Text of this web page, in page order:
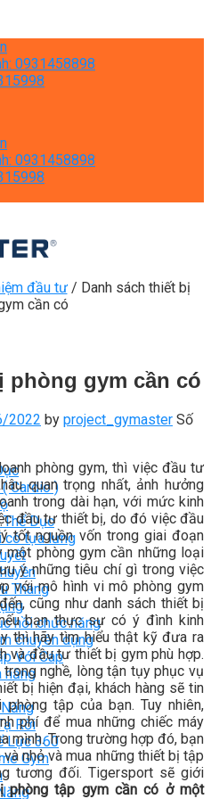
0931458898
0931458898
Cardio )
Dục
có tựa lưng
Thang
hồi chức năng
chuyên dụng
Với Cáp
năng
Rời
Lực 360
Gym
đầu tư / Danh sách thiết bị
cần có
phòng gym cần có
2022 by project_gymaster Số
phòng gym, thì việc đầu tư
quan trọng nhất, ảnh hưởng
trong dài hạn, với mức kinh
đầu tư thiết bị, do đó việc đầu
tốt nguồn vốn trong giai đoạn
một phòng gym cần những loại
ý những tiêu chí gì trong việc
với mô hình vi mô phòng gym
cũng như danh sách thiết bị
bạn thực sự có ý đình kinh
thì hãy tìm hiểu thật kỹ đưa ra
và đầu tư thiết bị gym phù hợp.
nghề, lòng tận tụy phục vụ
bị hiện đại, khách hàng sẽ tin
tập của bạn. Tuy nhiên,
phí để mua những chiếc máy
mình. Trong trường hợp đó, bạn
nhỏ và mua những thiết bị tập
tương đối. Tigersport sẽ giới
phòng tập gym cần có ở một